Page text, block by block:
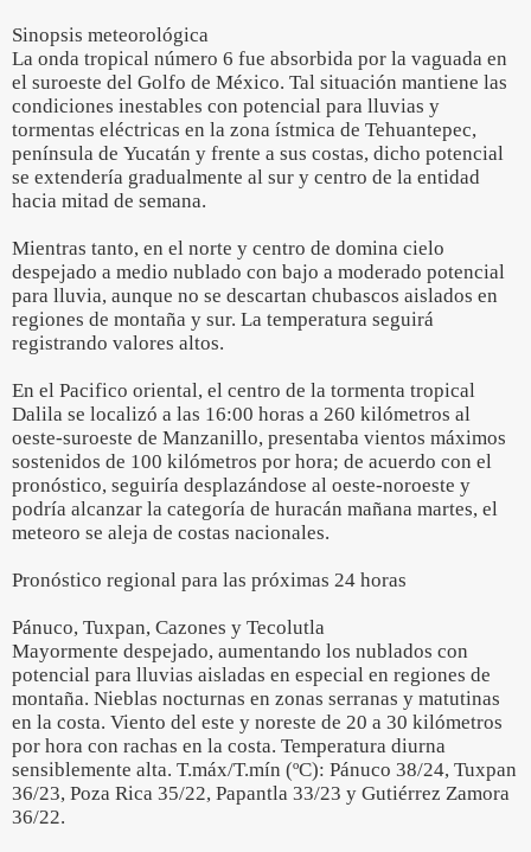
Sinopsis meteorológica
La onda tropical número 6 fue absorbida por la vaguada en
el suroeste del Golfo de México. Tal situación mantiene las
condiciones inestables con potencial para lluvias y
tormentas eléctricas en la zona ístmica de Tehuantepec,
península de Yucatán y frente a sus costas, dicho potencial
se extendería gradualmente al sur y centro de la entidad
hacia mitad de semana.
Mientras tanto, en el norte y centro de domina cielo
despejado a medio nublado con bajo a moderado potencial
para lluvia, aunque no se descartan chubascos aislados en
regiones de montaña y sur. La temperatura seguirá
registrando valores altos.
En el Pacifico oriental, el centro de la tormenta tropical
Dalila se localizó a las 16:00 horas a 260 kilómetros al
oeste-suroeste de Manzanillo, presentaba vientos máximos
sostenidos de 100 kilómetros por hora; de acuerdo con el
pronóstico, seguiría desplazándose al oeste-noroeste y
podría alcanzar la categoría de huracán mañana martes, el
meteoro se aleja de costas nacionales.
Pronóstico regional para las próximas 24 horas
Pánuco, Tuxpan, Cazones y Tecolutla
Mayormente despejado, aumentando los nublados con
potencial para lluvias aisladas en especial en regiones de
montaña. Nieblas nocturnas en zonas serranas y matutinas
en la costa. Viento del este y noreste de 20 a 30 kilómetros
por hora con rachas en la costa. Temperatura diurna
sensiblemente alta. T.máx/T.mín (ºC): Pánuco 38/24, Tuxpan
36/23, Poza Rica 35/22, Papantla 33/23 y Gutiérrez Zamora
36/22.